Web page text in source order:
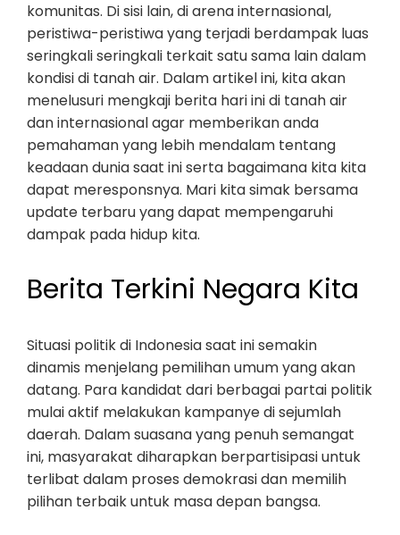
komunitas. Di sisi lain, di arena internasional,
peristiwa-peristiwa yang terjadi berdampak luas
seringkali seringkali terkait satu sama lain dalam
kondisi di tanah air. Dalam artikel ini, kita akan
menelusuri mengkaji berita hari ini di tanah air
dan internasional agar memberikan anda
pemahaman yang lebih mendalam tentang
keadaan dunia saat ini serta bagaimana kita kita
dapat meresponsnya. Mari kita simak bersama
update terbaru yang dapat mempengaruhi
dampak pada hidup kita.
Berita Terkini Negara Kita
Situasi politik di Indonesia saat ini semakin
dinamis menjelang pemilihan umum yang akan
datang. Para kandidat dari berbagai partai politik
mulai aktif melakukan kampanye di sejumlah
daerah. Dalam suasana yang penuh semangat
ini, masyarakat diharapkan berpartisipasi untuk
terlibat dalam proses demokrasi dan memilih
pilihan terbaik untuk masa depan bangsa.